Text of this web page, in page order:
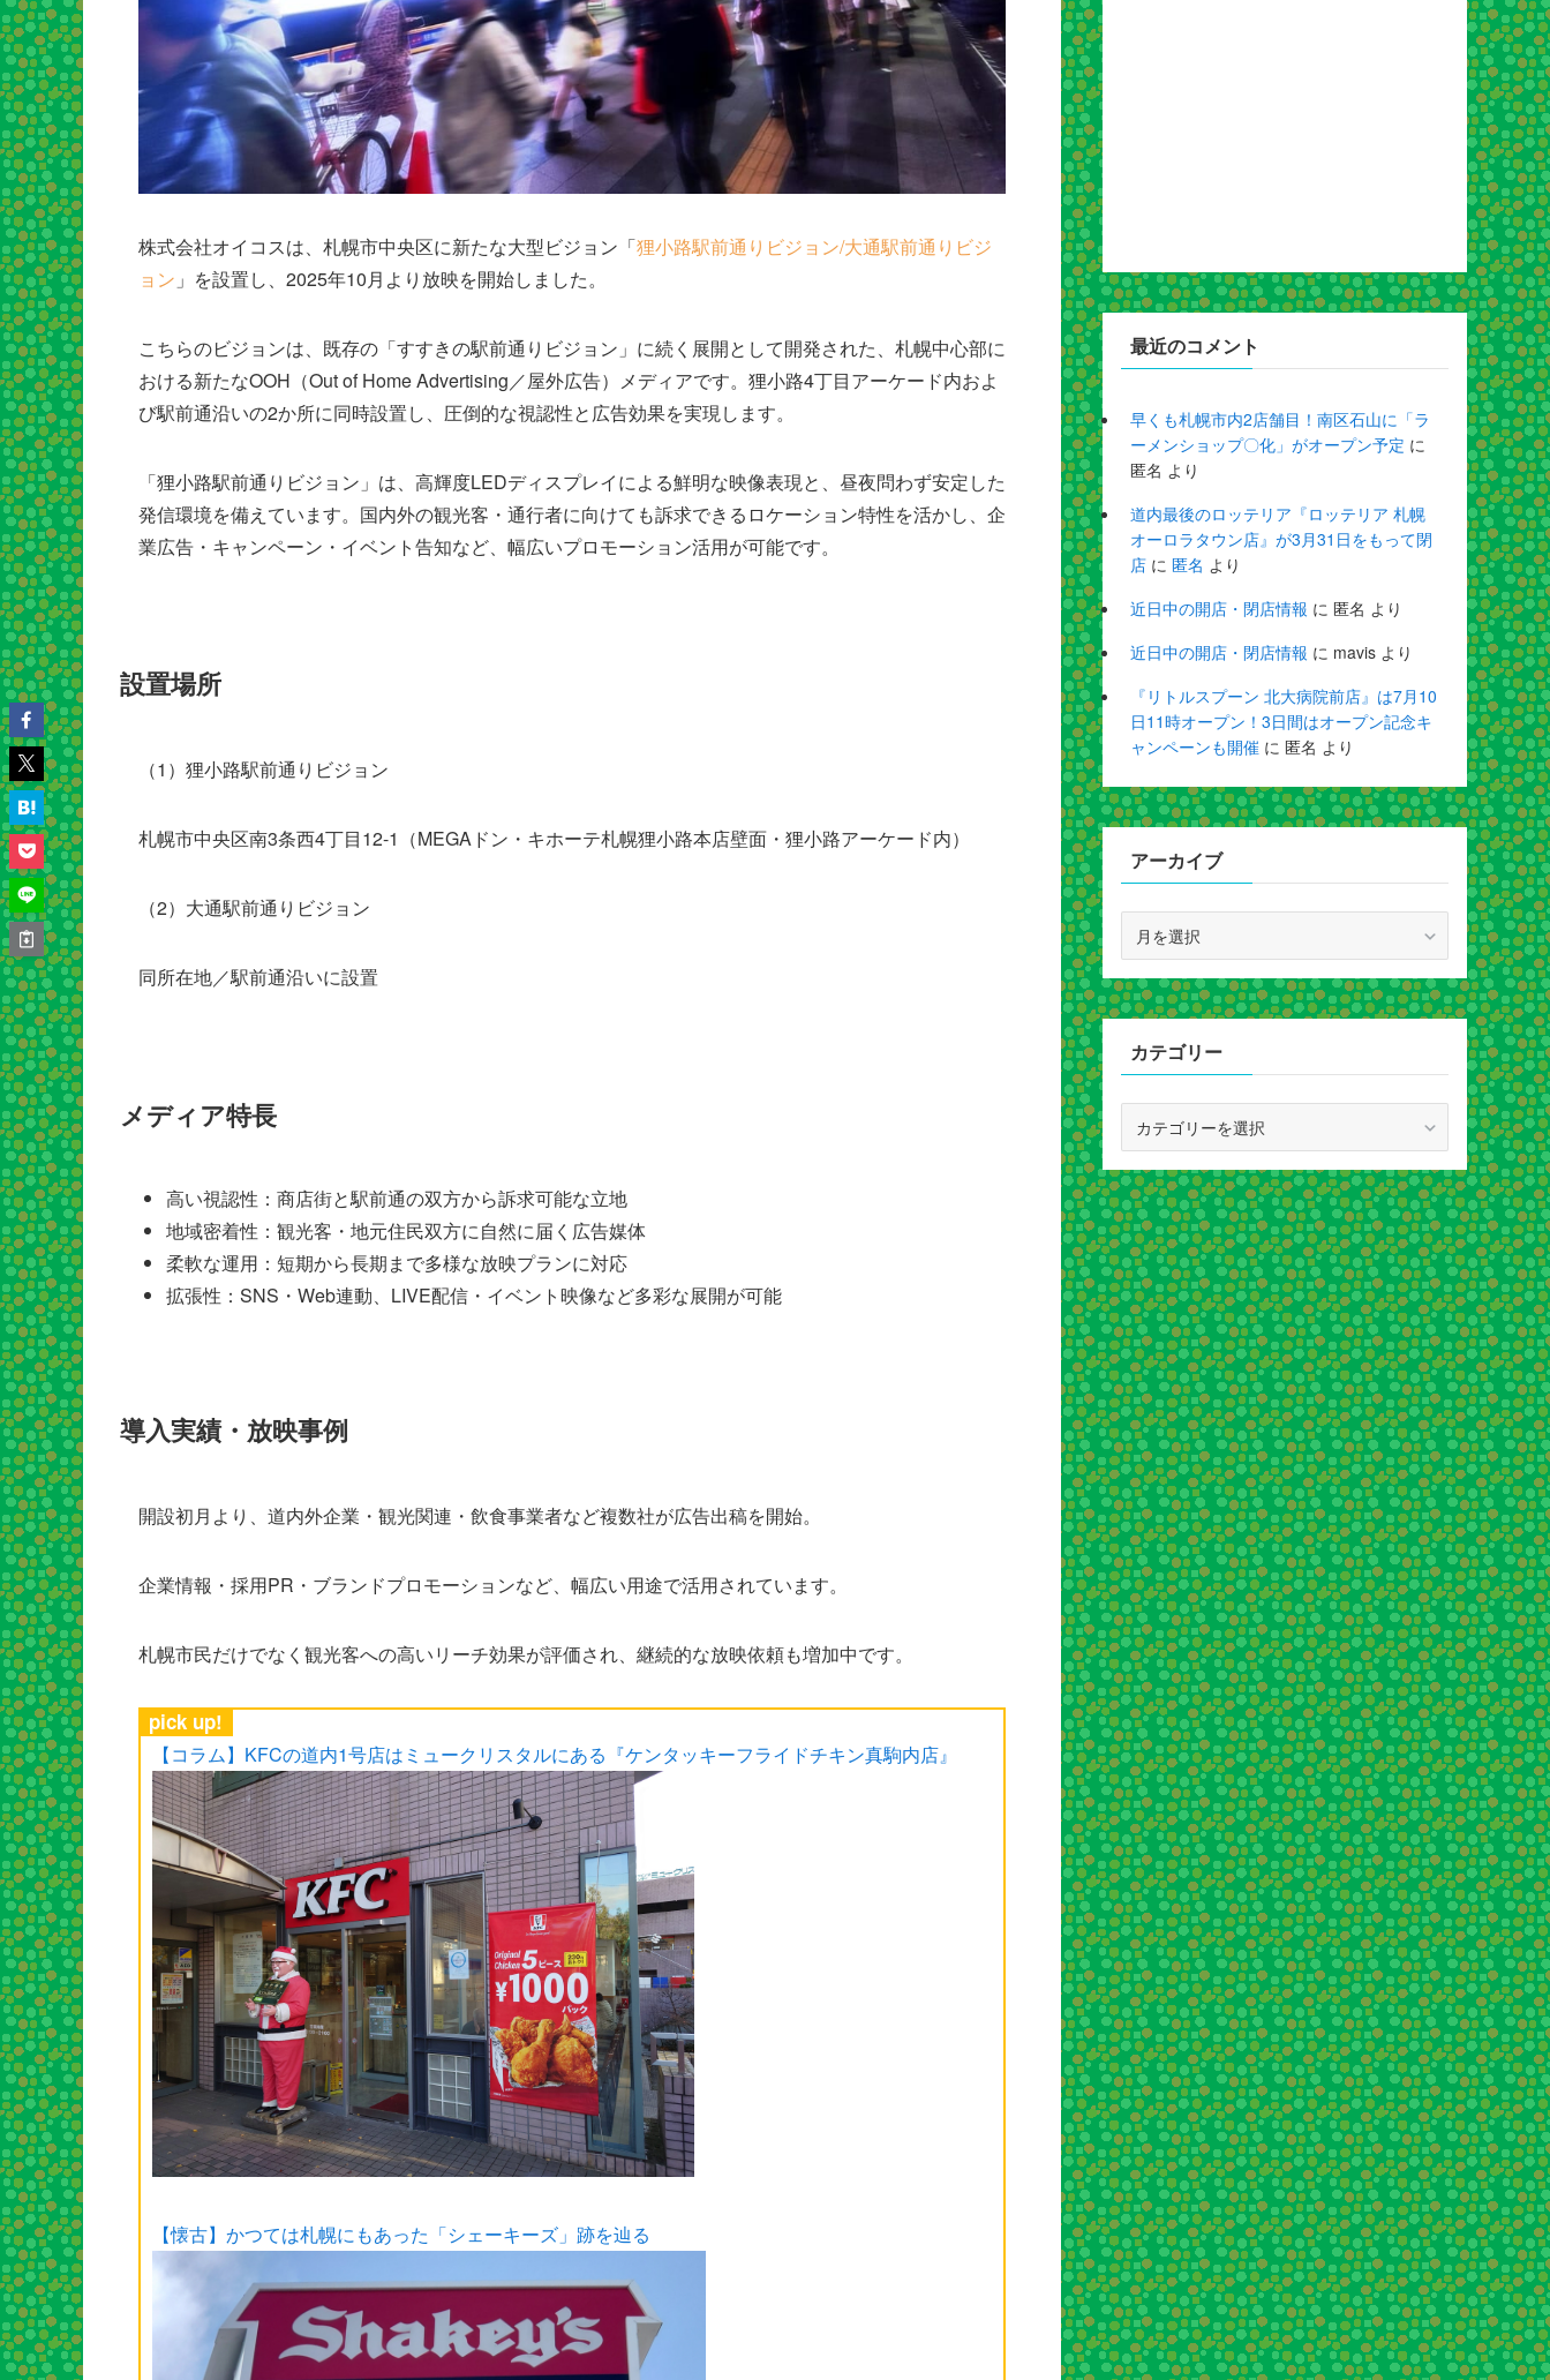
株式会社オイコスは、札幌市中央区に新たな大型ビジョン「狸小路駅前通りビジョン/大通駅前通りビジ
ョン 」を設置し、2025年10月より放映を開始しました。
こちらのビジョンは、既存の「すすきの駅前通りビジョン」に続く展開として開発された、札幌中心部に
おける新たなOOH（Out of Home Advertising／屋外広告）メディアです。狸小路4丁目アーケード内およ
び駅前通沿いの2か所に同時設置し、圧倒的な視認性と広告効果を実現します。
「狸小路駅前通りビジョン」は、高輝度LEDディスプレイによる鮮明な映像表現と、昼夜問わず安定した
発信環境を備えています。国内外の観光客・通行者に向けても訴求できるロケーション特性を活かし、企
業広告・キャンペーン・イベント告知など、幅広いプロモーション活用が可能です。
設置場所
（1）狸小路駅前通りビジョン
札幌市中央区南3条西4丁目12-1（MEGAドン・キホーテ札幌狸小路本店壁面・狸小路アーケード内）
（2）大通駅前通りビジョン
同所在地／駅前通沿いに設置
メディア特長
高い視認性：商店街と駅前通の双方から訴求可能な立地
地域密着性：観光客・地元住民双方に自然に届く広告媒体
柔軟な運用：短期から長期まで多様な放映プランに対応
拡張性：SNS・Web連動、LIVE配信・イベント映像など多彩な展開が可能
導入実績・放映事例
開設初月より、道内外企業・観光関連・飲食事業者など複数社が広告出稿を開始。
企業情報・採用PR・ブランドプロモーションなど、幅広い用途で活用されています。
札幌市民だけでなく観光客への高いリーチ効果が評価され、継続的な放映依頼も増加中です。
pick up!
【コラム】KFCの道内1号店はミュークリスタルにある『ケンタッキーフライドチキン真駒内店』
【懐古】かつては札幌にもあった「シェーキーズ」跡を辿る
最近のコメント
早くも札幌市内2店舗目！南区石山に「ラ
ーメンショップ〇化」がオープン予定 に
匿名 より
道内最後のロッテリア『ロッテリア 札幌
オーロラタウン店』が3月31日をもって閉
店 に 匿名 より
近日中の開店・閉店情報 に 匿名 より
近日中の開店・閉店情報 に mavis より
『リトルスプーン 北大病院前店』は7月10
日11時オープン！3日間はオープン記念キ
ャンペーンも開催 に 匿名 より
アーカイブ
カ
イ
ブ
カテゴリー
ゴ
リ
ー